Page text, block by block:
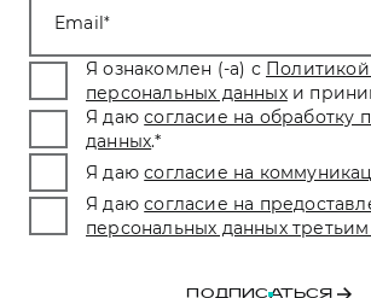
Email
Я ознакомлен (-а) с
персональных данных и
Я даю согласие на обработку
данных.*
Я даю согласие на
Я даю согласие на
персональных данных
ПОДПИСАТЬСЯ